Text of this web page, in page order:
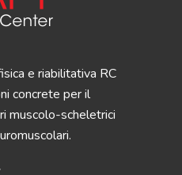
e riabilitativa RC
concrete per il
muscolo-scheletrici